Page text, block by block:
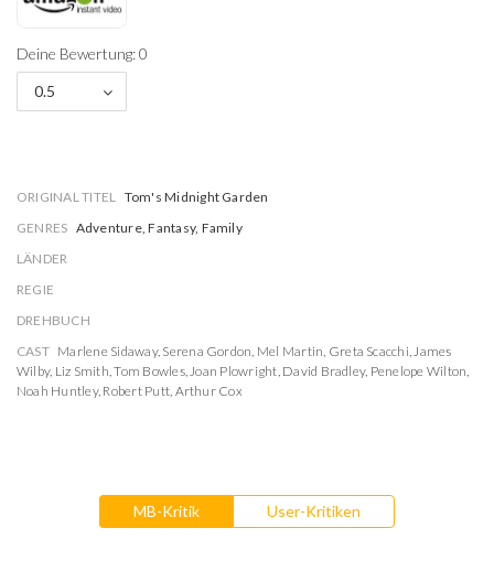
Deine Bewertung: 0
0.5
ORIGINAL TITEL Tom's Midnight Garden
GENRES Adventure, Fantasy, Family
LÄNDER
REGIE
DREHBUCH
CAST Marlene Sidaway, Serena Gordon, Mel Martin, Greta Scacchi,James
Wilby, Liz Smith,Tom Bowles,Joan Plowright, David Bradley, Penelope Wilton,
Noah Huntley, Robert Putt, Arthur Cox
MB-Kritik User-Kritiken